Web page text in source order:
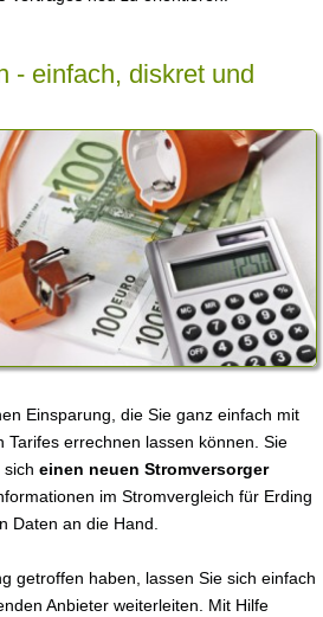
- einfach, diskret und
Einsparung, die Sie ganz einfach mit
Tarifes errechnen lassen können. Sie
sich einen neuen Stromversorger
im Stromvergleich für Erding
Daten an die Hand.
getroffen haben, lassen Sie sich einfach
Anbieter weiterleiten. Mit Hilfe